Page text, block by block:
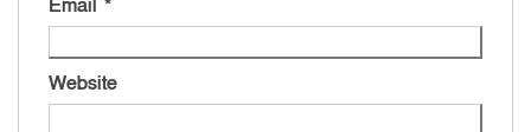
Email *
Website